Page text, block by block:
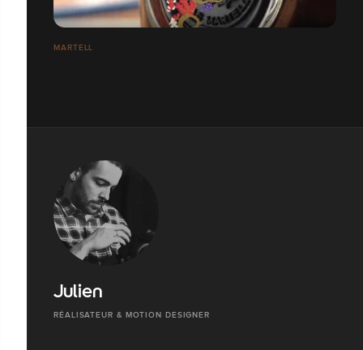
MARTELL
Julien
RÉALISATEUR & MOTION DESIGNER